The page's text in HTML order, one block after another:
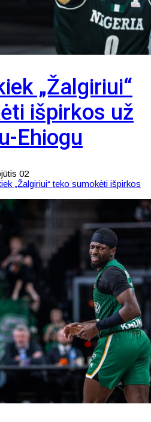
„Žalgiriui“
išpirkos už
Ehiogu
02
„Žalgiriui“ teko sumokėti išpirkos